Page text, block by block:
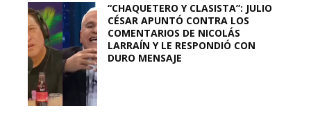
“CHAQUETERO Y CLASISTA”: JULIO
CÉSAR APUNTÓ CONTRA LOS
COMENTARIOS DE NICOLÁS
LARRAÍN Y LE RESPONDIÓ CON
DURO MENSAJE